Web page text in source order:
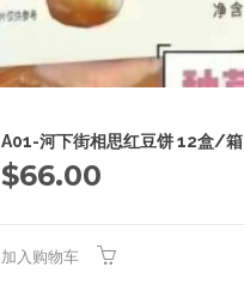
A01-河下街相思红豆饼 12盒/箱
$66.00
加入购物车